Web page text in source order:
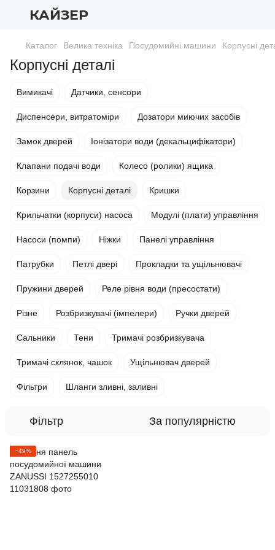
КАЙЗЕР
Каталог Велика техніка Посудомийні машини Корпусні
Корпусні деталі
Вимикачі Датчики, сенсори
Диспенсери, витратоміри Дозатори миючих засобів
Замок дверей Іонізатори води (декальцифікатори)
Клапани подачі води Колесо (ролики) ящика
Корзини Корпусні деталі Кришки
Крильчатки (корпуси) насоса Модулі (плати) управління
Насоси (помпи) Ніжки Панелі управління
Патрубки Петлі двері Прокладки та ущільнювачі
Пружини дверей Реле рівня води (пресостати)
Різне Розбризкувачі (імпелери) Ручки дверей
Сальники Тени Тримачі розбризкувача
Тримачі склянок, чашок Ущільнювач дверей
Фільтри Шланги зливні, заливні
Фільтр За популярністю
−49%